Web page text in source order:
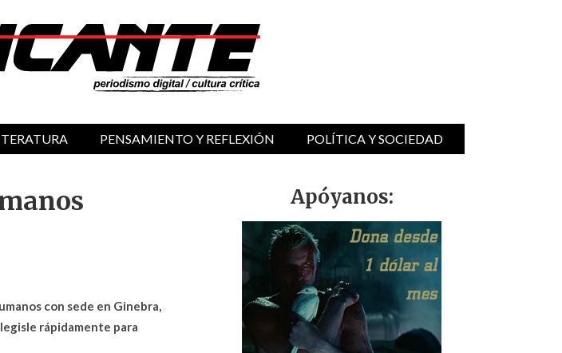
PENSAMIENTO Y REFLEXIÓN POLÍTICA Y SOCIEDAD
con sede en Ginebra,
rápidamente para
Apóyanos: